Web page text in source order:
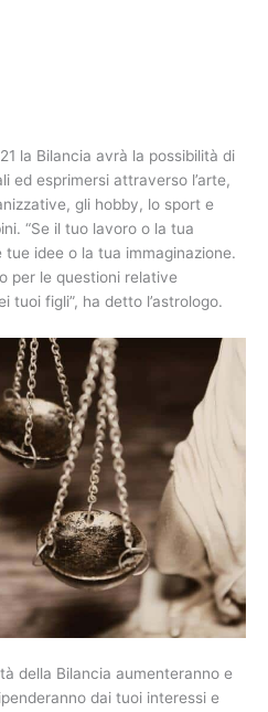
la Bilancia avrà la possibilità di
ed esprimersi attraverso l’arte,
gli hobby, lo sport e
“Se il tuo lavoro o la tua
idee o la tua immaginazione.
per le questioni relative
tuoi figli”, ha detto l’astrologo.
della Bilancia aumenteranno e
dai tuoi interessi e